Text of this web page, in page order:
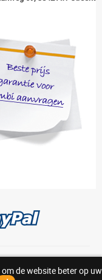
de website beter op uw
830938
Above